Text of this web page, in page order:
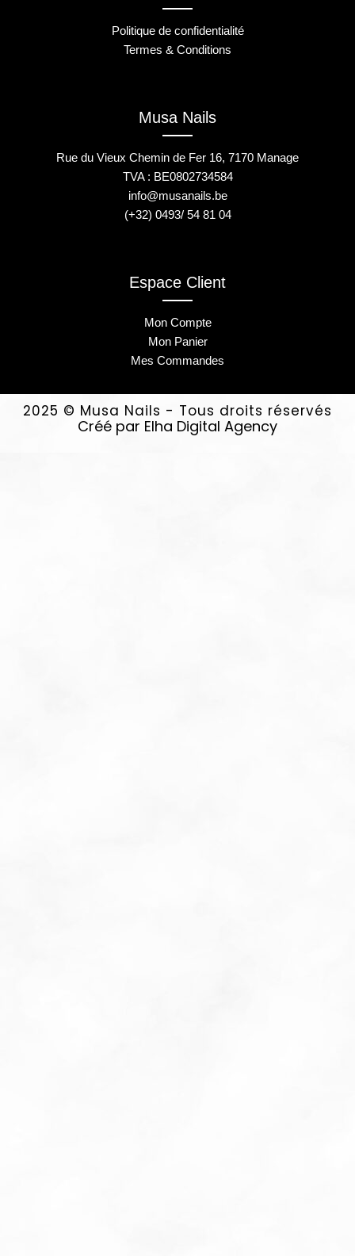
Politique de confidentialité
Termes & Conditions
Musa Nails
Rue du Vieux Chemin de Fer 16, 7170 Manage
TVA : BE0802734584
info@musanails.be
(+32) 0493/ 54 81 04
Espace Client
Mon Compte
Mon Panier
Mes Commandes
2025 © Musa Nails - Tous droits réservés
Créé par Elha Digital Agency